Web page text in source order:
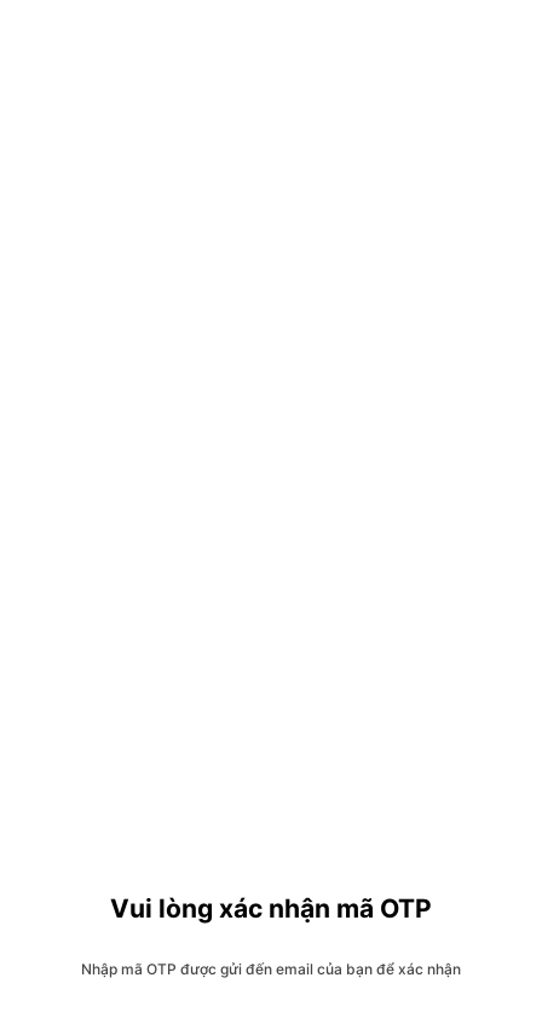
Vui lòng xác nhận mã OTP
Nhập mã OTP được gửi đến email của bạn để xác nhận